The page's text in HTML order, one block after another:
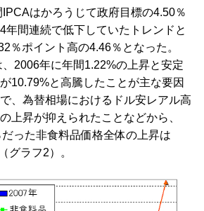
はかろうじて政府目標の4.50％
年間連続で低下していたトレンドと
％ポイント高の4.46％となった。
2006年に年間1.22%の上昇と安定
10.79%と高騰したことが主な要因
、為替相場におけるドル安レアル高
上昇が抑えられたことなどから、
った非食料品価格全体の上昇は
グラフ2）。